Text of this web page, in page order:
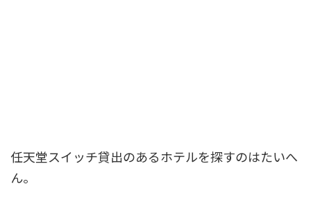
任天堂スイッチ貸出のあるホテルを探すのはたいへ
ん。